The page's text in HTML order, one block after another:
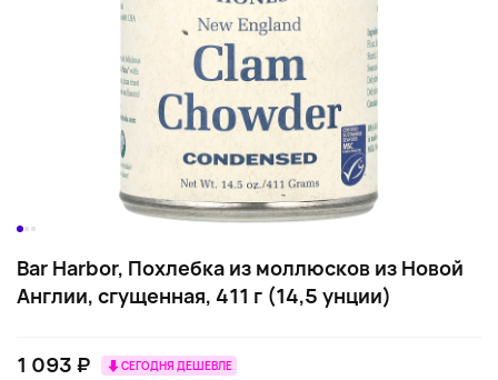
Bar Harbor, Похлебка из моллюсков из Новой
Англии, сгущенная, 411 г (14,5 унции)
1 093 ₽ СЕГОДНЯ ДЕШЕВЛЕ